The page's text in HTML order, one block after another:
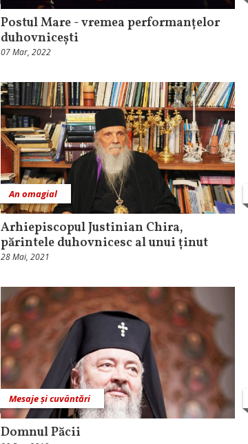
Postul Mare - vremea performanțelor
duhovnicești
07 Mar, 2022
An omagial
Arhiepiscopul Justinian Chira,
părintele duhovnicesc al unui ținut
28 Mai, 2021
Mesaje și cuvântări
Domnul Păcii